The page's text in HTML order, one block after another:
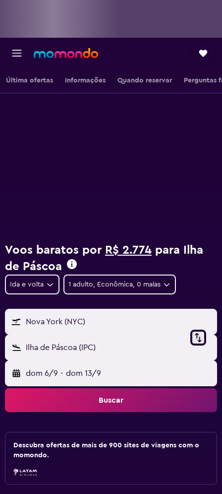
Última ofertas Informações Quando reservar Perguntas
Voos baratos por R$ 2.774 para Ilha
de Páscoa
Ida e volta 1 adulto, Econômica, 0 malas
Nova York (NYC)
Ilha de Páscoa (IPC)
dom 6/9 - dom 13/9
Buscar
Descubra ofertas de mais de 900 sites de viagens com o
momondo.